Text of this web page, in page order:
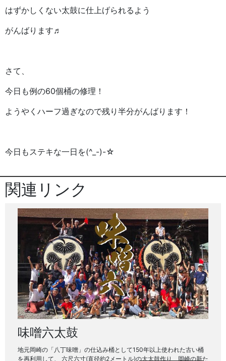
はずかしくない太鼓に仕上げられるよう
がんばります♬
さて、
今日も例の60個桶の修理！
ようやくハーフ過ぎなので残り半分がんばります！
今日もステキな一日を(^_-)-☆
関連リンク
味噌六太鼓
地元岡崎の「八丁味噌」の仕込み桶として150年以上使われた古い桶
を再利用して、 六尺六寸(直径約2メートル)の大太鼓作り、岡崎の新た